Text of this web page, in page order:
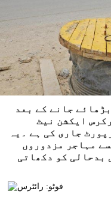
جانے کے بعد
ایکشن نیٹ
جاری کی ہے ۔یہ
مہاجر مزدوروں
بدحالی کو دکھاتی